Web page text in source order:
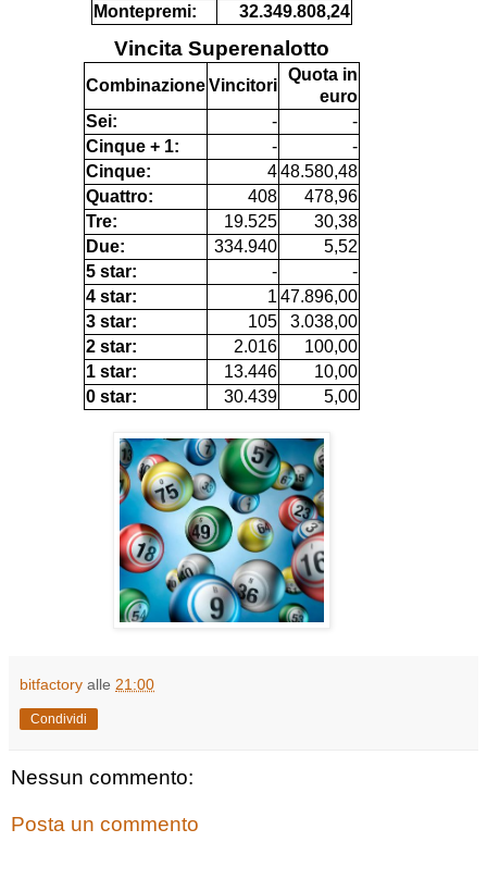
Montepremi:
32.349.808,24
Vincita Superenalotto
CombinazioneVincitori
Quota in
euro
Sei:
-
-
Cinque + 1:
-
-
Cinque:
448.580,48
Quattro:
408
478,96
Tre:
19.525
30,38
Due:
334.940
5,52
5 star:
-
-
4 star:
1 47.896,00
3 star:
105
3.038,00
2 star:
2.016
100,00
1 star:
13.446
10,00
0 star:
30.439 5,00
bitfactory alle 21:00
Condividi
Nessun commento:
Posta un commento